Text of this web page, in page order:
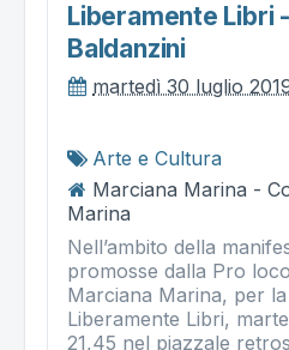
Liberamente Libri
Baldanzini
martedì 30 luglio
Arte e Cultura
Marciana Marina -
Marina
Nell’ambito della
promosse dalla Pro
Marciana Marina, per
Liberamente Libri,
21,45 nel piazzale